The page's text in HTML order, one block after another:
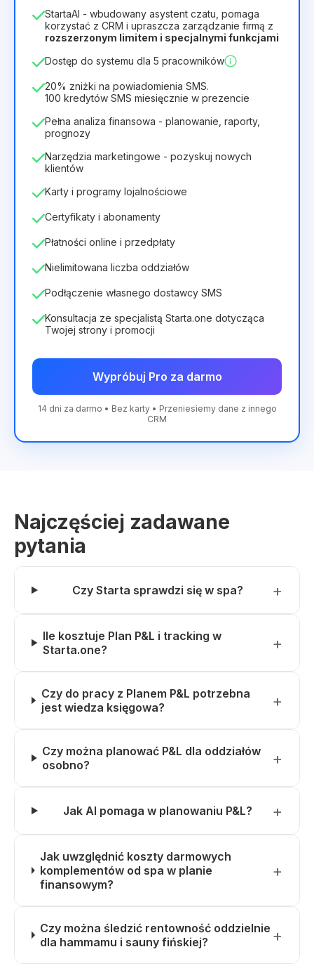
Czas trwania licencji
12 Months(zniżka -25%) Opłacalny
40zł28zł miesiąc
336zł za 12 Months
StartaAI - wbudowany asystent czatu, pomaga
korzystać z CRM i upraszcza zarządzanie firmą z
rozszerzonym limitem i specjalnymi funkcjami
Dostęp do systemu dla 5 pracowników
20% zniżki na powiadomienia SMS.
100 kredytów SMS miesięcznie w prezencie
Pełna analiza finansowa - planowanie, raporty,
prognozy
Narzędzia marketingowe - pozyskuj nowych
klientów
Karty i programy lojalnościowe
Certyfikaty i abonamenty
Płatności online i przedpłaty
Nielimitowana liczba oddziałów
Podłączenie własnego dostawcy SMS
Konsultacja ze specjalistą Starta.one dotycząca
Twojej strony i promocji
Wypróbuj Pro za darmo
14 dni za darmo • Bez karty • Przeniesiemy dane z innego
CRM
Najczęściej zadawane
pytania
Czy Starta sprawdzi się w spa?
Ile kosztuje Plan P&L i tracking w
Starta.one?
Czy do pracy z Planem P&L potrzebna
jest wiedza księgowa?
Czy można planować P&L dla oddziałów
osobno?
Jak AI pomaga w planowaniu P&L?
Jak uwzględnić koszty darmowych
komplementów od spa w planie
finansowym?
Czy można śledzić rentowność oddzielnie
dla hammamu i sauny fińskiej?